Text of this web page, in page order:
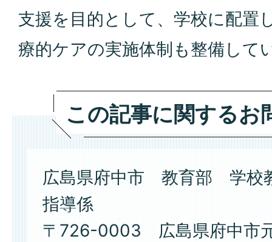
支援を目的として、学校に配置
療的ケアの実施体制も整備して
この記事に関するお
広島県府中市 教育部 学校
指導係
〒726-0003 広島県府中市